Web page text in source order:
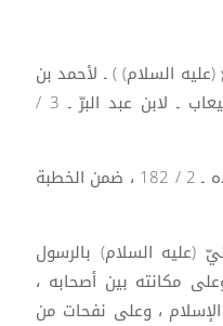
السلام) ) ـ لأحمد بن
حنبل ـ 1 / 531 ح 882 ، الاستيعاب ـ لابن عبد البرّ ـ 3 /
(2) شرح نهج البلاغة ـ لمحمّد عبده ـ 2 / 182 ، ضمن الخطبة
(عليه السلام) بالرسول
مكانته بين أصحابه ،
، وعلى نفحات من